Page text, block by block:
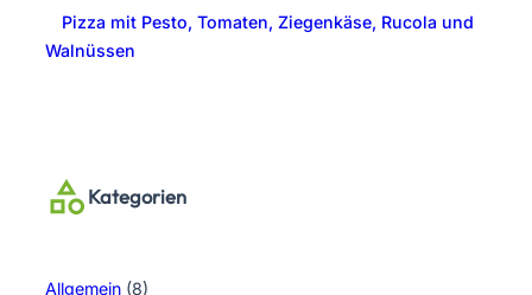
Pizza mit Pesto, Tomaten, Ziegenkäse, Rucola und
Walnüssen
Kategorien
Allgemein (8)